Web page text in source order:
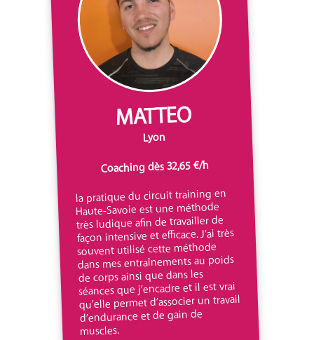
MATTEO
Lyon
Coaching dès 32,65 €/h
la pratique du circuit training en
Haute-Savoie est une méthode
très ludique afin de travailler de
façon intensive et efficace. J’ai très
souvent utilisé cette méthode
dans mes entraînements au poids
de corps ainsi que dans les
séances que j’encadre et il est vrai
qu’elle permet d’associer un travail
d’endurance et de gain de
muscles.